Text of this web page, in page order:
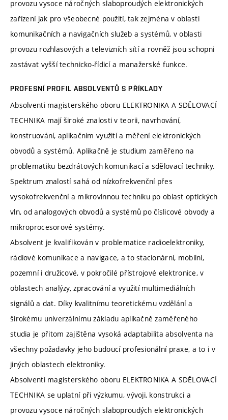
provozu vysoce náročných slaboproudých elektronických
zařízení jak pro všeobecné použití, tak zejména v oblasti
komunikačních a navigačních služeb a systémů, v oblasti
provozu rozhlasových a televizních sítí a rovněž jsou schopni
zastávat vyšší technicko-řídicí a manažerské funkce.
PROFESNÍ PROFIL ABSOLVENTŮ S PŘÍKLADY
Absolventi magisterského oboru ELEKTRONIKA A SDĚLOVACÍ
TECHNIKA mají široké znalosti v teorii, navrhování,
konstruování, aplikačním využití a měření elektronických
obvodů a systémů. Aplikačně je studium zaměřeno na
problematiku bezdrátových komunikací a sdělovací techniky.
Spektrum znalostí sahá od nízkofrekvenční přes
vysokofrekvenční a mikrovlnnou techniku po oblast optických
vln, od analogových obvodů a systémů po číslicové obvody a
mikroprocesorové systémy.
Absolvent je kvalifikován v problematice radioelektroniky,
rádiové komunikace a navigace, a to stacionární, mobilní,
pozemní i družicové, v pokročilé přístrojové elektronice, v
oblastech analýzy, zpracování a využití multimediálních
signálů a dat. Díky kvalitnímu teoretickému vzdělání a
širokému univerzálnímu základu aplikačně zaměřeného
studia je přitom zajištěna vysoká adaptabilita absolventa na
všechny požadavky jeho budoucí profesionální praxe, a to i v
jiných oblastech elektroniky.
Absolventi magisterského oboru ELEKTRONIKA A SDĚLOVACÍ
TECHNIKA se uplatní při výzkumu, vývoji, konstrukci a
provozu vysoce náročných slaboproudých elektronických